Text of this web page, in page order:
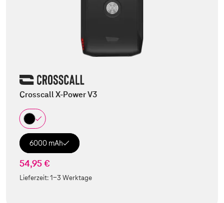
Crosscall X-Power V3
6000 mAh
54,95 €
Lieferzeit:1-3 Werktage